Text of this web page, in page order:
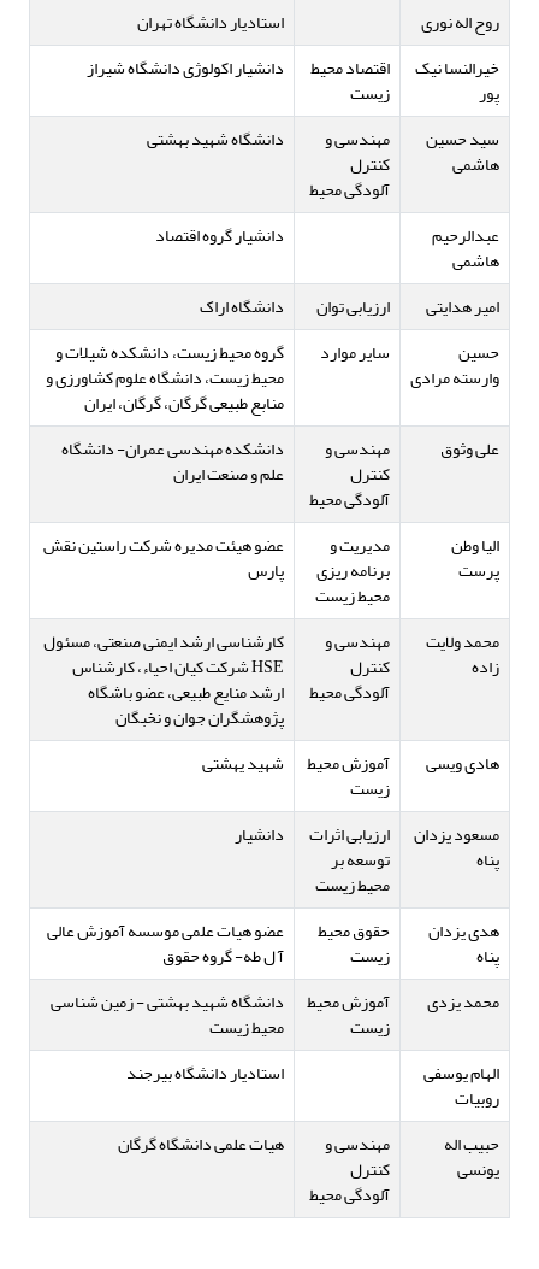
روح اله نوری
استادیار دانشگاه تهران
خیرالنسا نیک
پور
اقتصاد محیط
زیست
دانشیار اکولوژی دانشگاه شیراز
سید حسین
هاشمی
مهندسی و
کنترل
آلودگی محیط
دانشگاه شهید بهشتی
عبدالرحیم
هاشمی
دانشیار گروه اقتصاد
امیر هدایتی ارزیابی توان
دانشگاه اراک
حسین
وارسته مرادی
سایر موارد گروه محیط زیست، دانشکده شیلات و
محیط زیست، دانشگاه علوم کشاورزی و
منابع طبیعی گرگان، گرگان، ایران
علی وثوق
مهندسی و
کنترل
آلودگی محیط
دانشکده مهندسی عمران- دانشگاه
علم و صنعت ایران
الیا وطن
پرست
مدیریت و
برنامه ریزی
محیط زیست
عضو هیئت مدیره شرکت راستین نقش
پارس
محمد ولایت
زاده
مهندسی و
کنترل
آلودگی محیط
کارشناسی ارشد ایمنی صنعتی، مسئول
HSE شرکت کیان احیاء، کارشناس
ارشد منایع طبیعی، عضو باشگاه
پژوهشگران جوان و نخبگان
هادی ویسی
آموزش محیط
زیست
شهید یهشتی
مسعود یزدان
پناه
ارزیابی اثرات
توسعه بر
محیط زیست
دانشیار
هدی یزدان
پناه
حقوق محیط
زیست
عضو هیات علمی موسسه آموزش عالی
آ ل طه- گروه حقوق
محمد یزدی
آموزش محیط
زیست
دانشگاه شهید بهشتی - زمین شناسی
محیط زیست
الهام یوسفی
روبیات
استادیار دانشگاه بیرجند
حبیب اله
یونسی
مهندسی و
کنترل
آلودگی محیط
هیات علمی دانشگاه گرگان